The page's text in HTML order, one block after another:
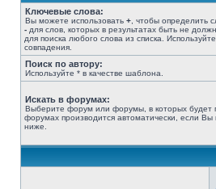
Ключевые слова:
Вы можете использовать + , чтобы определить
- для слов, которых в результатах быть не
для поиска любого слова из списка. Используйте
совпадения.
Поиск по автору:
Используйте * в качестве шаблона.
Искать в форумах:
Выберите форум или форумы, в которых будет
форумах производится автоматически, если
ниже.